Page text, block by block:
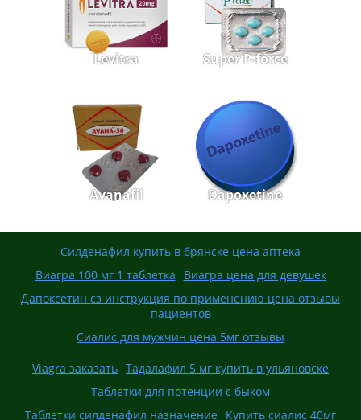
Levitra Super P-force
Avanafil Dapoxetine
Силденафил купить в брянске цена аптека
Виагра 100 мг 1 таблетка
Виагра цена для девушек
Дапоксетин сз инструкция по применению цена отзывы
пациентов
Сиалис для мужчин цена 5мг отзывы
Viagra заказать Тадалафил 5 мг купить в ульяновске
Таблетки для потенции с быком
Таблетки силденафил назначение Купить сиалис 40мг